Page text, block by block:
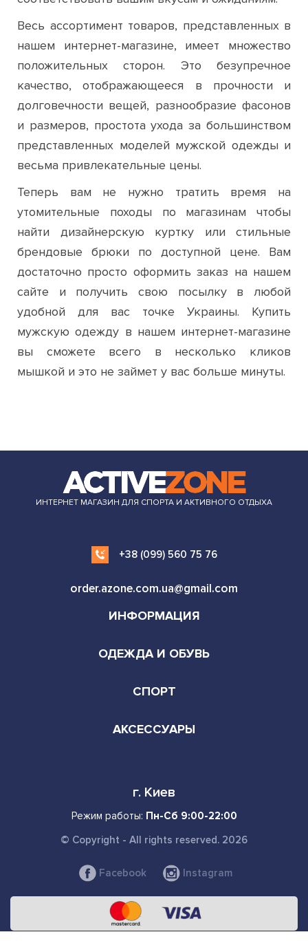
нашем интернет-магазине, имеет множество
положительных сторон. Это безупречное
качество, отображающееся в прочности и
долговечности вещей, разнообразие фасонов
и размеров, простота ухода за большинством
представленных моделей мужской одежды и
весьма привлекательные цены.
Теперь вам не нужно тратить время на
утомительные походы по магазинам чтобы
найти дизайнерскую куртку или стильные
брендовые брюки по доступной цене. Вам
достаточно просто оформить заказ на нашем
сайте и получить свою посылку в любой
удобной для вас точке Украины. Купить
мужскую одежду в нашем интернет-магазине
вы сможете всего в несколько кликов
мышкой и это не займет у вас больше минуты.
order.azone.com.ua@gmail.com
ОДЕЖДА И ОБУВЬ
СПОРТ
АКСЕССУАРЫ
Facebook Instagram